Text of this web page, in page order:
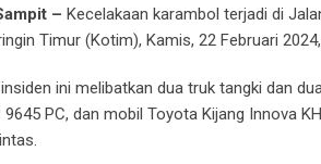
– Kecelakaan karambol terjadi di
Timur (Kotim), Kamis, 22 Februari
ini melibatkan dua truk tangki dan
9645 PC, dan mobil Toyota Kijang Innova